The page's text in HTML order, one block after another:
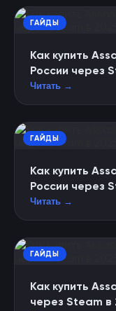
ГАЙДЫ
Как купить
России через
Читать →
ГАЙДЫ
Как купить
России через
Читать →
ГАЙДЫ
Как купить
через Steam в